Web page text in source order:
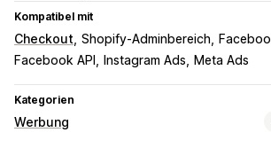
Kompatibel mit
Checkout Shopify-Adminbereich
Facebook API
Instagram Ads Meta Ads
Kategorien
Werbung